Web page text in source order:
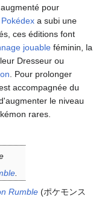
pour
Pokédex a subi une
ces éditions font
jouable féminin, la
Dresseur ou
. Pour prolonger
accompagnée du
le niveau
rares.
Rumble (ポケモンス